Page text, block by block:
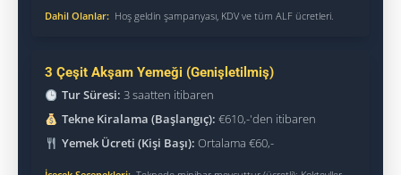
Dahil Olanlar: Hoş geldin şampanyası, KDV ve tüm ALF ücretleri.
3 Çeşit Akşam Yemeği (Genişletilmiş)
Tur Süresi:3 saatten itibaren
Tekne Kiralama (Başlangıç):€610,-'den itibaren
Yemek Ücreti (Kişi Başı):Ortalama €60,-